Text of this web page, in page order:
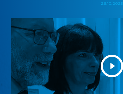
26.10.2025